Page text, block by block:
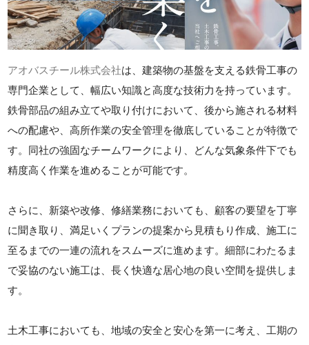
アオバスチール株式会社は、建築物の基盤を支える鉄骨工事の
専門企業として、幅広い知識と高度な技術力を持っています。
鉄骨部品の組み立てや取り付けにおいて、後から施される材料
への配慮や、高所作業の安全管理を徹底していることが特徴で
す。同社の強固なチームワークにより、どんな気象条件下でも
精度高く作業を進めることが可能です。
さらに、新築や改修、修繕業務においても、顧客の要望を丁寧
に聞き取り、満足いくプランの提案から見積もり作成、施工に
至るまでの一連の流れをスムーズに進めます。細部にわたるま
で妥協のない施工は、長く快適な居心地の良い空間を提供しま
す。
土木工事においても、地域の安全と安心を第一に考え、工期の